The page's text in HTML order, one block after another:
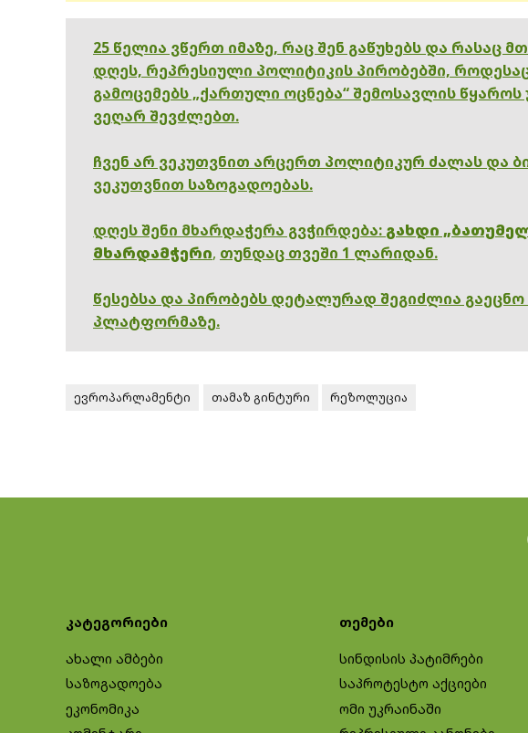
25 წელია ვწერთ იმაზე, რაც შენ გაწუხებს და რასაც
დღეს, რეპრესიული პოლიტიკის პირობებში,
გამოცემებს „ქართული ოცნება“ შემოსავლის წყაროს
ვეღარ შევძლებთ.
ჩვენ არ ვეკუთვნით არცერთ პოლიტიკურ ძალას და
ვეკუთვნით საზოგადოებას.
დღეს შენი მხარდაჭერა გვჭირდება: გახდი
მხარდამჭერი, თუნდაც თვეში 1 ლარიდან.
წესებსა და პირობებს დეტალურად შეგიძლია
პლატფორმაზე.
ევროპარლამენტი თამაზ გინტური რეზოლუცია
კატეგორიები
ახალი ამბები
საზოგადოება
ეკონომიკა
თემები
სინდისის პატიმრები
საპროტესტო აქციები
ომი უკრაინაში